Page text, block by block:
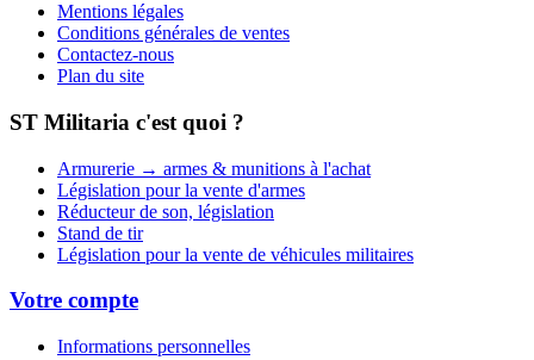
Mentions légales
Conditions générales de ventes
Contactez-nous
Plan du site
ST Militaria c'est quoi ?
Armurerie → armes & munitions à l'achat
Législation pour la vente d'armes
Réducteur de son, législation
Stand de tir
Législation pour la vente de véhicules militaires
Votre compte
Informations personnelles